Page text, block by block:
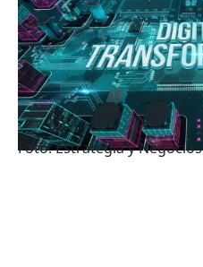
Foto: Estrategia y Negocios